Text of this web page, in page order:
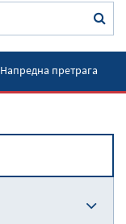
Напредна претрага